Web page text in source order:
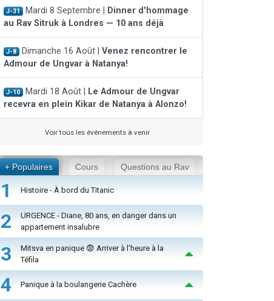
J-31 Mardi 8 Septembre |
Dinner d'hommage
au Rav Sitruk à Londres — 10 ans déjà
J-8 Dimanche 16 Août | Venez rencontrer le
Admour de Ungvar à Natanya!
J-10 Mardi 18 Août |
Le Admour de Ungvar
recevra en plein Kikar de Natanya à Alonzo!
Voir tous les événements à venir
+ Populaires Cours Questions au Rav
1 Histoire - À bord du Titanic
2
URGENCE - Diane, 80 ans, en danger dans un
appartement insalubre
3
Mitsva en panique 😨 Arriver à l'heure à la
Téfila
4 Panique à la boulangerie Cachère